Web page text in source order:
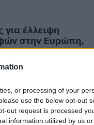
or processing of your
use the below opt-out
out request is processed
information utilized by us
για έλλειψη
στην Ευρώπη,
καυσίμων αεροσκαφών